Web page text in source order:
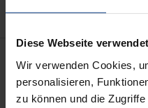
Diese Webseite
Wir verwenden Cookies,
personalisieren,
zu können und die
Der Beitrag beschäftigt